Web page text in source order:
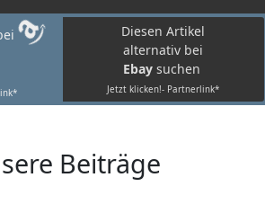
Diesen Artikel
alternativ bei
Ebay suchen
Jetzt klicken!- Partnerlink*
Beiträge